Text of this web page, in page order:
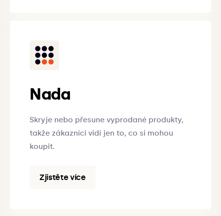
Nada
Skryje nebo přesune vyprodané produkty,
takže zákazníci vidí jen to, co si mohou
koupit.
Zjistěte více